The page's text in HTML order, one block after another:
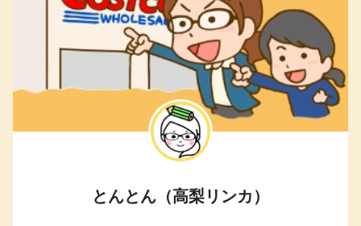
とんとん（高梨リンカ）